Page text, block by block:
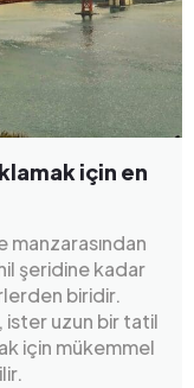
için en
şeridine kadar
biridir.
ister uzun bir tatil
için mükemmel